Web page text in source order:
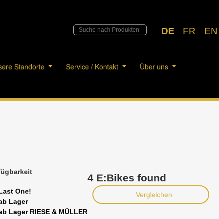
DE FR EN
Standorte Service / Kontakt Über uns
One!
Lager
Lager RIESE & MÜLLER
4 E:Bikes found
Vergleichen